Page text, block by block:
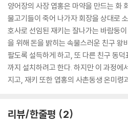
양어장의 사장 엽홍은 마약을 만드는 화
물고기들이 죽어 나가자 회장을 상대로
호사로 선임된 재키는 잘나가는 바람둥
을 위해 돈을 밝히는 속물스러운 친구 왕
팔도록 설득하게 하고, 또 다른 친구 동
까지 설치하려고 한다. 하지만 이 과정에
지고, 재키 또한 엽홍의 사촌동생 온미령
리뷰/한줄평 2